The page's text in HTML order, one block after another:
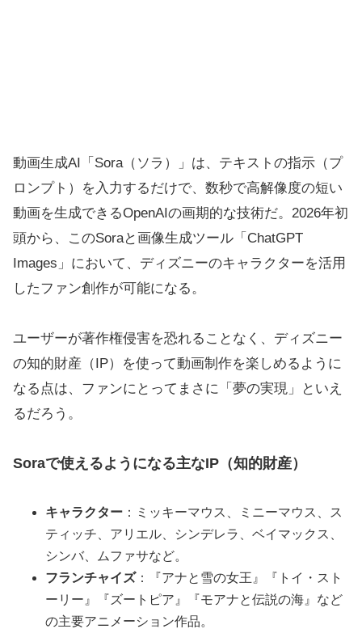
動画生成AI「Sora（ソラ）」は、テキストの指示（プ
ロンプト）を入力するだけで、数秒で高解像度の短い
動画を生成できるOpenAIの画期的な技術だ。2026年初
頭から、このSoraと画像生成ツール「ChatGPT
Images」において、ディズニーのキャラクターを活用
したファン創作が可能になる。
ユーザーが著作権侵害を恐れることなく、ディズニー
の知的財産（IP）を使って動画制作を楽しめるように
なる点は、ファンにとってまさに「夢の実現」といえ
るだろう。
Soraで使えるようになる主なIP（知的財産）
キャラクター ：ミッキーマウス、ミニーマウス、ス
ティッチ、アリエル、シンデレラ、ベイマックス、
シンバ、ムファサなど。
フランチャイズ：『アナと雪の女王』『トイ・スト
ーリー』『ズートピア』『モアナと伝説の海』など
の主要アニメーション作品。